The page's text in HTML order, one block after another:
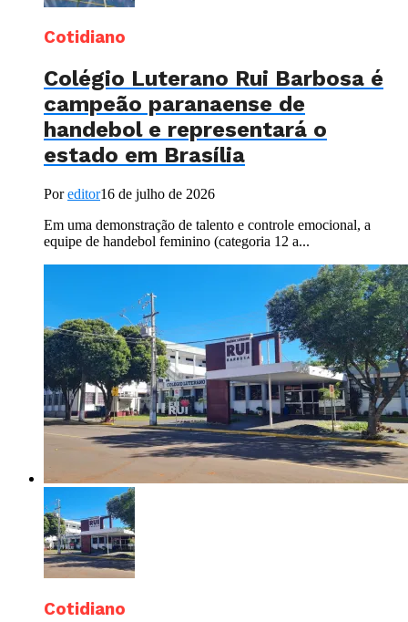
Cotidiano
Colégio Luterano Rui Barbosa é
campeão paranaense de
handebol e representará o
estado em Brasília
Poreditor16 de julho de 2026
Em uma demonstração de talento e controle emocional, a
equipe de handebol feminino (categoria 12 a...
Cotidiano